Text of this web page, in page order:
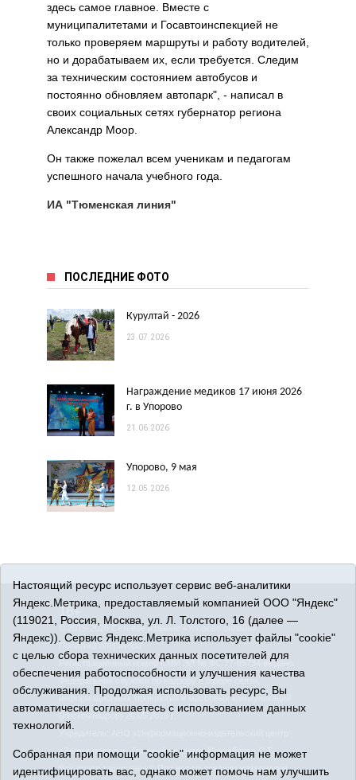
здесь самое главное. Вместе с
муниципалитетами и Госавтоинспекцией не
только проверяем маршруты и работу водителей,
но и дорабатываем их, если требуется. Следим
за техническим состоянием автобусов и
постоянно обновляем автопарк", - написал в
своих социальных сетях губернатор региона
Александр Моор.
Он также пожелал всем ученикам и педагогам
успешного начала учебного года.
ИА "Тюменская линия"
ПОСЛЕДНИЕ ФОТО
Курултай - 2026
23.07.2026
Награждение медиков 17 июня 2026
г. в Упорово
21.06.2026
Упорово, 9 мая
12.05.2026
16+
© 2015-2026 Сетевое издание «Упорово онлайн».
Политика оператора
Регистрационный номер СМИ ЭЛ № ФС 77-65734 выдано
Федеральной службой по надзору в сфере связи,
информационных технологий и массовых коммуникаций
«Знамя правды». Главный редактор Кузембаева С.Т.
Все права защищены © При использовании материалов
Настоящий ресурс использует сервис веб-аналитики
Яндекс.Метрика, предоставляемый компанией ООО "Яндекс"
(119021, Россия, Москва, ул. Л. Толстого, 16 (далее —
Яндекс)). Сервис Яндекс.Метрика использует файлы "cookie"
с целью сбора технических данных посетителей для
обеспечения работоспособности и улучшения качества
обслуживания. Продолжая использовать ресурс, Вы
автоматически соглашаетесь с использованием данных
технологий.
Собранная при помощи "cookie" информация не может
идентифицировать вас, однако может помочь нам улучшить